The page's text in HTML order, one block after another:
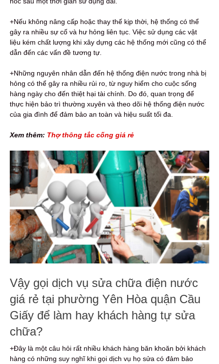
+Nếu không nâng cấp hoặc thay thế kịp thời, hệ thống có thể
gây ra nhiều sự cố và hư hỏng liên tục. Việc sử dụng các vật
liệu kém chất lượng khi xây dựng các hệ thống mới cũng có thể
dẫn đến các vấn đề tương tự.
+Những nguyên nhân dẫn đến hệ thống điện nước trong nhà bị
hỏng có thể gây ra nhiều rủi ro, từ nguy hiểm cho cuộc sống
hàng ngày cho đến thiệt hại tài chính. Do đó, quan trọng để
thực hiện bảo trì thường xuyên và theo dõi hệ thống điện nước
của gia đình để đảm bảo an toàn và hiệu suất tối đa.
Xem thêm: Thợ thông tắc cống giá rẻ
Vậy gọi dịch vụ sửa chữa điện nước
giá rẻ tại phường Yên Hòa quận Cầu
Giấy để làm hay khách hàng tự sửa
chữa?
+Đây là một câu hỏi rất nhiều khách hàng băn khoăn bởi khách
hàng có những suy nghĩ khi gọi dịch vụ họ sửa có đảm bảo